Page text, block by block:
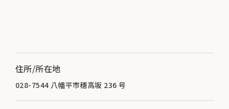
住所/所在地
028-7544 八幡平市穗高坂 236 号